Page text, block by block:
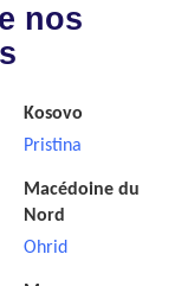
nos
Kosovo
Pristina
Macédoine du
Nord
Ohrid